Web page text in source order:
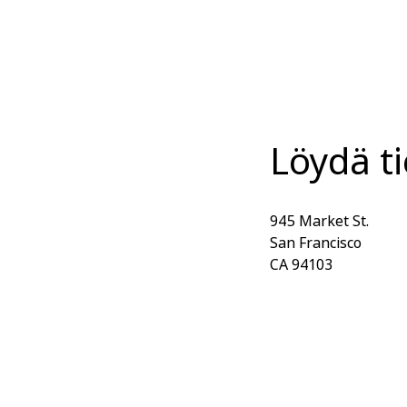
Löydä
945 Market St.
San Francisco
CA 94103